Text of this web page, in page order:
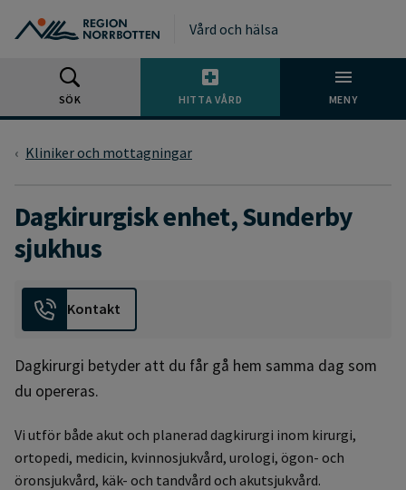
Vård och hälsa
SÖK HITTA VÅRD MENY
Kliniker och mottagningar
Dagkirurgisk enhet, Sunderby
sjukhus
Kontakt
Dagkirurgi betyder att du får gå hem samma dag som
du opereras.
Vi utför både akut och planerad dagkirurgi inom kirurgi,
ortopedi, medicin, kvinnosjukvård, urologi, ögon- och
öronsjukvård, käk- och tandvård och akutsjukvård.